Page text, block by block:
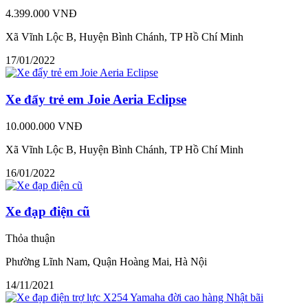
4.399.000 VNĐ
Xã Vĩnh Lộc B, Huyện Bình Chánh, TP Hồ Chí Minh
17/01/2022
Xe đẩy trẻ em Joie Aeria Eclipse
10.000.000 VNĐ
Xã Vĩnh Lộc B, Huyện Bình Chánh, TP Hồ Chí Minh
16/01/2022
Xe đạp điện cũ
Thỏa thuận
Phường Lĩnh Nam, Quận Hoàng Mai, Hà Nội
14/11/2021